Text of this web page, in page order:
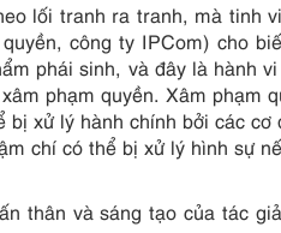
lối tranh ra tranh, mà tinh
công ty IPCom) cho
phái sinh, và đây là hành
phạm quyền. Xâm phạm
xử lý hành chính bởi các cơ
chí có thể bị xử lý hình sự
thân và sáng tạo của tác